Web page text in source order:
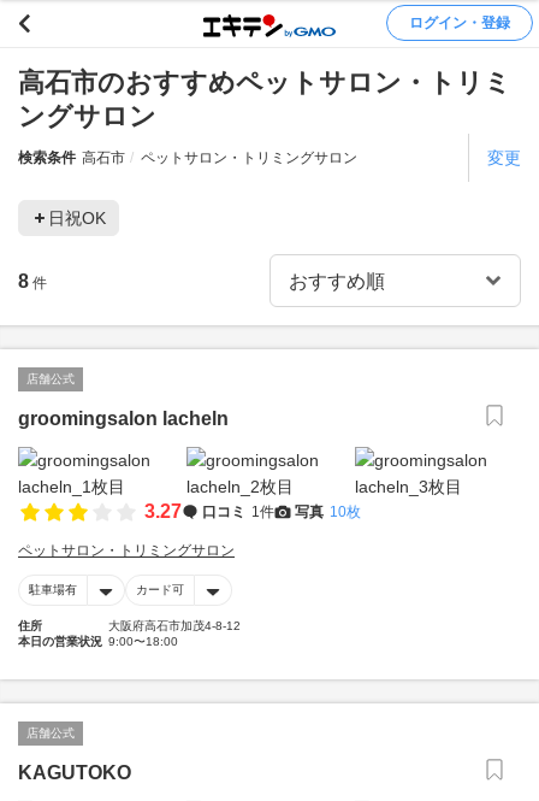
ログイン・登録
高石市のおすすめペットサロン・トリミ
ングサロン
検索条件 高石市 ペットサロン・トリミングサロン 変更
日祝OK
8 件
店舗公式
groomingsalon lacheln
3.27 口コミ 1件 写真 10枚
ペットサロン・トリミングサロン
駐車場有 カード可
住所
大阪府高石市加茂4-8-12
本日の営業状況 9:00〜18:00
店舗公式
KAGUTOKO